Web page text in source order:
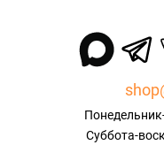
Суббота-